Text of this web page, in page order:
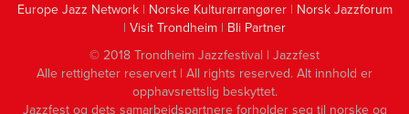
Europe Jazz Network| Norske Kulturarrangører| Norsk Jazzforum
| Visit Trondheim | Bli Partner
© 2018 Trondheim Jazzfestival | Jazzfest
Alle rettigheter reservert | All rights reserved. Alt innhold er
opphavsrettslig beskyttet.
Jazzfest og dets samarbeidspartnere forholder seg til norske og